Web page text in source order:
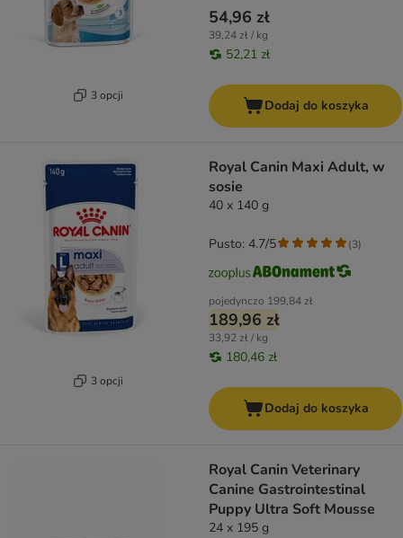
3 opcji
54,96 zł
39,24 zł / kg
52,21 zł
Dodaj do koszyka
3 opcji
Royal Canin Maxi Adult, w
sosie
40 x 140 g
pojedynczo 199,84 zł
189,96 zł
33,92 zł / kg
180,46 zł
Pusto: 4.7/5 (3)
Dodaj do koszyka
Royal Canin Veterinary
Canine Gastrointestinal
Puppy Ultra Soft Mousse
24 x 195 g